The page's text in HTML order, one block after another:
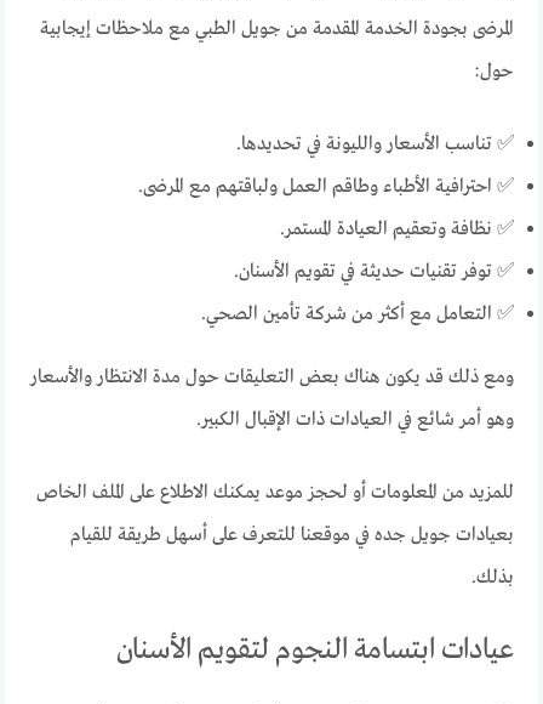
المرضى بجودة الخدمة المقدمة من جويل الطبي مع ملاحظات إيجابية
حول:
✅ تناسب الأسعار والليونة في تحديدها.
✅ احترافية الأطباء وطاقم العمل ولباقتهم مع المرضى.
✅ نظافة وتعقيم العيادة المستمر.
✅ توفر تقنيات حديثة في تقويم الأسنان.
✅ التعامل مع أكثر من شركة تأمين الصحي.
ومع ذلك قد يكون هناك بعض التعليقات حول مدة الانتظار والأسعار
وهو أمر شائع في العيادات ذات الإقبال الكبير.
للمزيد من المعلومات أو لحجز موعد يمكنك الاطلاع على الملف الخاص
بعيادات جويل جده في موقعنا للتعرف على أسهل طريقة للقيام
بذلك.
عيادات ابتسامة النجوم لتقويم الأسنان